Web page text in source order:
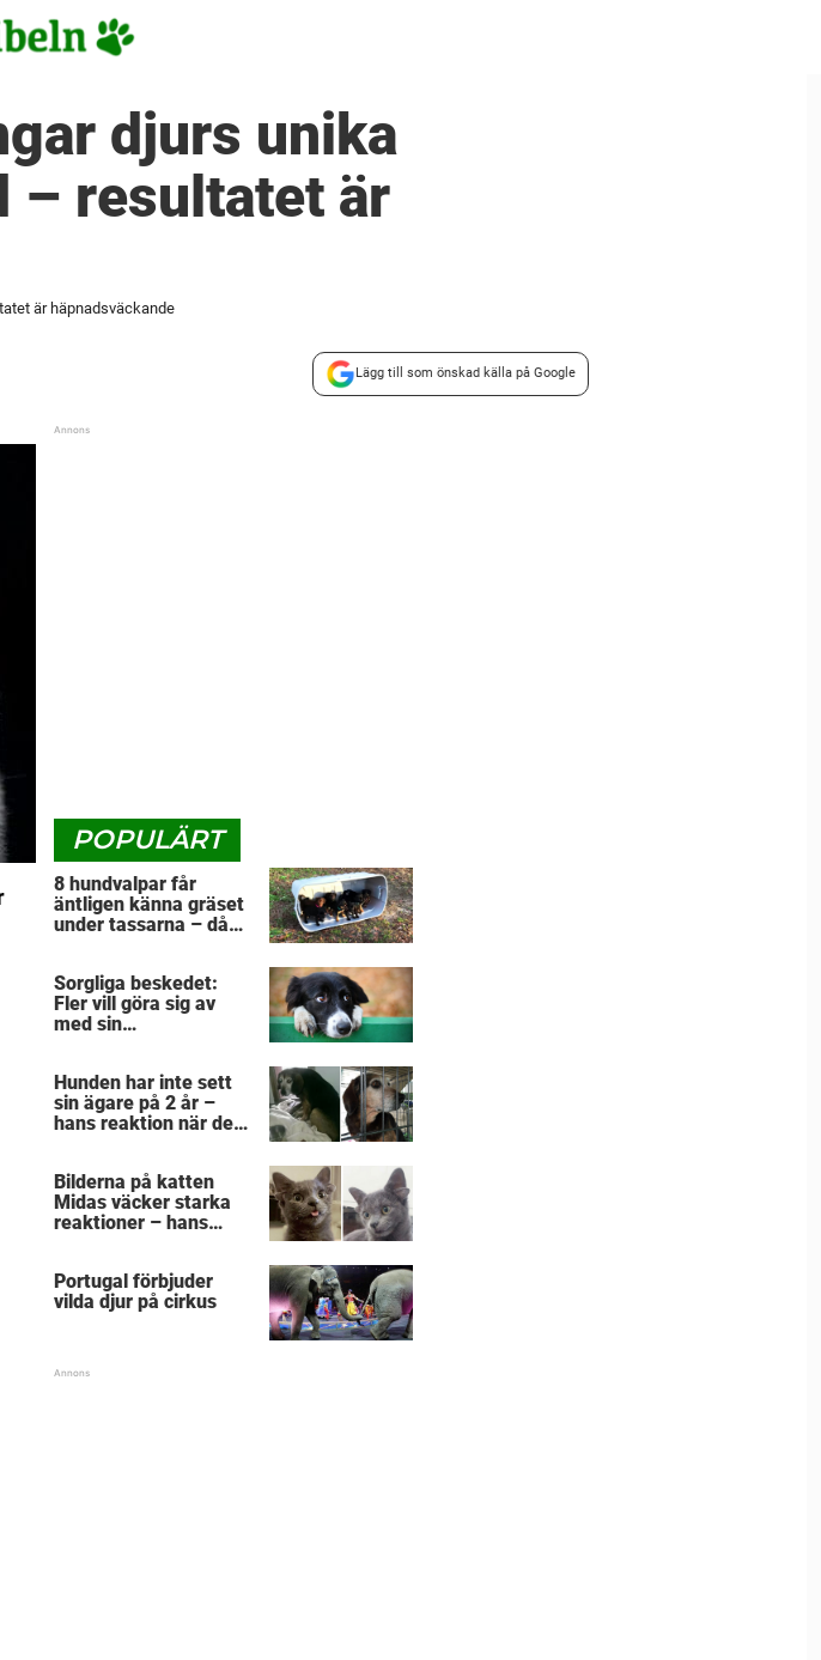
djurs unika
– resultatet är
är häpnadsväckande
Lägg till som önskad källa på Google
POPULÄRT
8 hundvalpar får
äntligen känna gräset
under tassarna – då
Sorgliga beskedet:
Fler vill göra sig av
med sin
Hunden har inte sett
sin ägare på 2 år –
hans reaktion när de
Bilderna på katten
Midas väcker starka
reaktioner – hans
Portugal förbjuder
vilda djur på cirkus